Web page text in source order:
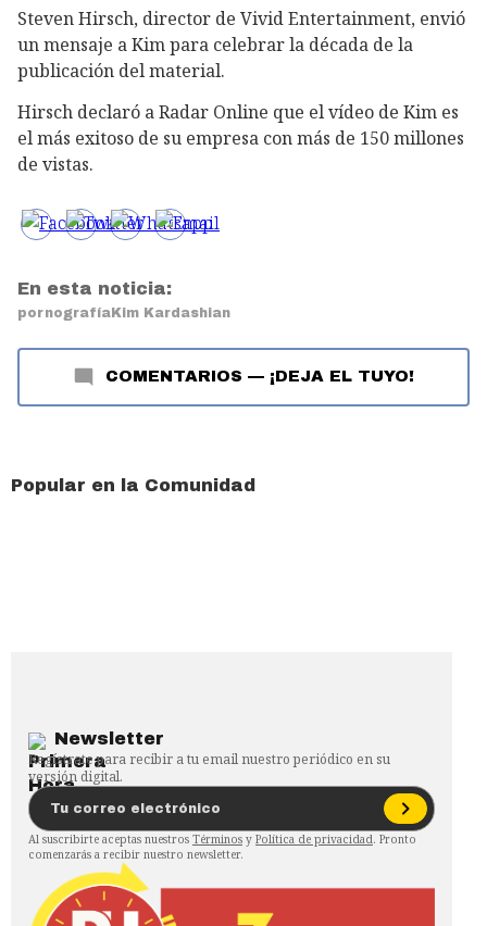
Steven Hirsch, director de Vivid Entertainment, envió
un mensaje a Kim para celebrar la década de la
publicación del material.
Hirsch declaró a Radar Online que el vídeo de Kim es
el más exitoso de su empresa con más de 150 millones
de vistas.
En esta noticia:
pornografía Kim Kardashian
COMENTARIOS — ¡DEJA EL TUYO!
Popular en la Comunidad
Newsletter
Regístrate para recibir a tu email nuestro periódico en su
versión digital.
Al suscribirte aceptas nuestros Términos y Política de privacidad. Pronto
comenzarás a recibir nuestro newsletter.